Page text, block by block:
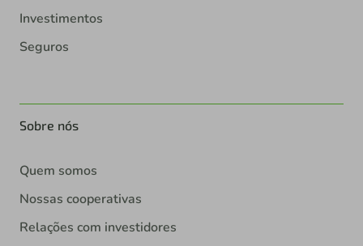
Investimentos
Seguros
Sobre nós
Quem somos
Nossas cooperativas
Relações com investidores